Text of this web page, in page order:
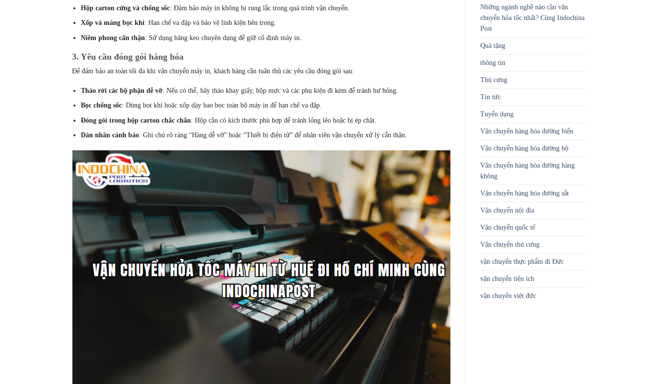
Hộp carton cứng và chống sốc: Đảm bảo máy in không bị rung lắc trong quá trình vận chuyển.
Xốp và màng bọc khí: Hạn chế va đập và bảo vệ linh kiện bên trong.
Niêm phong cẩn thận: Sử dụng băng keo chuyên dụng để giữ cố định máy in.
3. Yêu cầu đóng gói hàng hóa
Để đảm bảo an toàn tối đa khi vận chuyển máy in, khách hàng cần tuân thủ các yêu cầu đóng gói sau:
Tháo rời các bộ phận dễ vỡ: Nếu có thể, hãy tháo khay giấy, hộp mực và các phụ kiện đi kèm để tránh hư hỏng.
Bọc chống sốc: Dùng bọt khí hoặc xốp dày bao bọc toàn bộ máy in để hạn chế va đập.
Đóng gói trong hộp carton chắc chắn: Hộp cần có kích thước phù hợp để tránh lỏng lẻo hoặc bị ép chặt.
Dán nhãn cảnh báo: Ghi chú rõ ràng “Hàng dễ vỡ” hoặc “Thiết bị điện tử” để nhân viên vận chuyển xử lý cẩn thận.
Những ngành nghề nào cần vận
chuyển hỏa tốc nhất? Cùng Indochina
Post
Quà tặng
thông tin
Thú cưng
Tin tức
Tuyển dụng
Vận chuyển hàng hóa đường biển
Vận chuyển hàng hóa đường bộ
Vận chuyển hàng hóa đường hàng
không
Vận chuyển hàng hóa đường sắt
Vận chuyển nội địa
Vận chuyển quốc tế
Vận chuyển thú cưng
vận chuyển thực phẩm đi Đức
vận chuyển tiện ích
vận chuyển việt đức